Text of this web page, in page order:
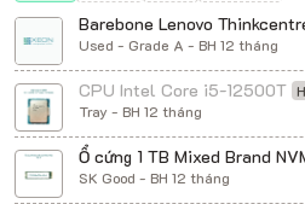
Barebone Lenovo
Used - Grade A - BH 12 tháng
CPU Intel Core i5-12500T
Tray - BH 12 tháng
Ổ cứng 1 TB Mixed Brand
SK Good - BH 12 tháng